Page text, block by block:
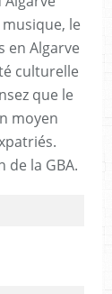
le
en Algarve
culturelle
que le
moyen
de la GBA.